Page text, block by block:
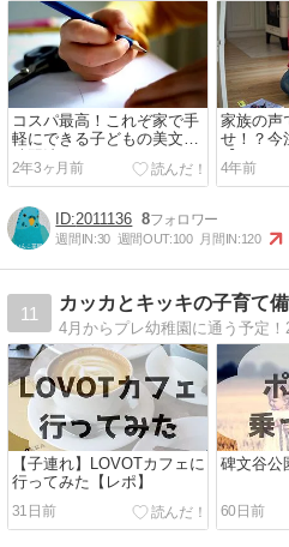
コスパ最高！これぞ家で手
軽にできる子どもの美文字
練習法だ！
2年3ヶ月前
家族の声
せ！？今
【
力とは。
4年前
2011136 8
週間IN:30 週間OUT:100 月間IN:120
11
カッカとキッキの子育て
【子連れ】LOVOTカフェに
行ってみた【レポ】
31日前
碑文谷公
60日前